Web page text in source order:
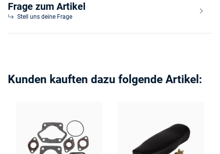
Frage zum Artikel
Stell uns deine Frage
Kunden kauften dazu folgende Artikel: